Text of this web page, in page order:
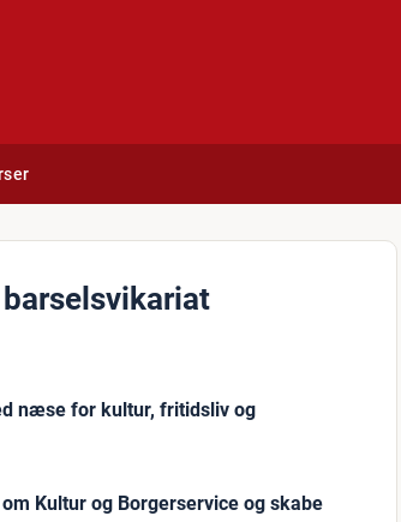
næse for kultur, fritidsliv og
Kultur og Borgerservice og skabe